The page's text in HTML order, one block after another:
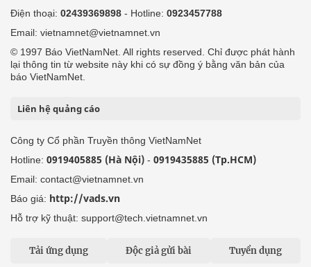
Điện thoại: 02439369898 - Hotline: 0923457788
Email: vietnamnet@vietnamnet.vn
© 1997 Báo VietNamNet. All rights reserved. Chỉ được phát hành
lại thông tin từ website này khi có sự đồng ý bằng văn bản của
báo VietNamNet.
Liên hệ quảng cáo
Công ty Cổ phần Truyền thông VietNamNet
Hotline: 0919405885 (Hà Nội) - 0919435885 (Tp.HCM)
Email: contact@vietnamnet.vn
Báo giá: http://vads.vn
Hỗ trợ kỹ thuật: support@tech.vietnamnet.vn
Tải ứng dụng Độc giả gửi bài Tuyển dụng